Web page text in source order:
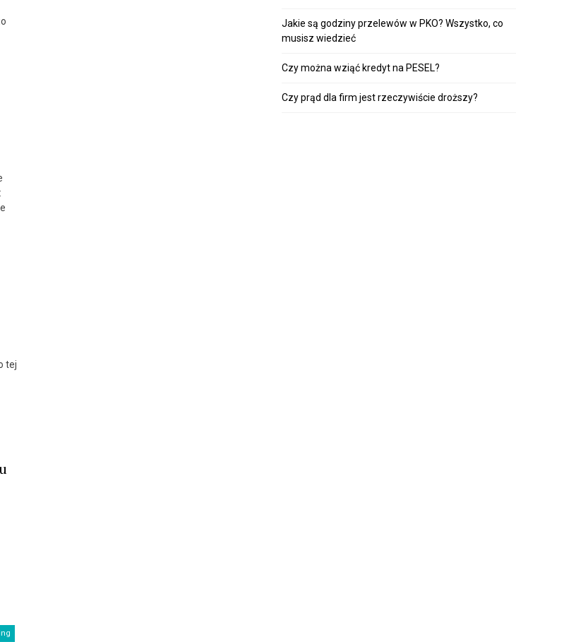
tej
Jakie są godziny przelewów w PKO? Wszystko, co
musisz wiedzieć
Czy można wziąć kredyt na PESEL?
Czy prąd dla firm jest rzeczywiście droższy?